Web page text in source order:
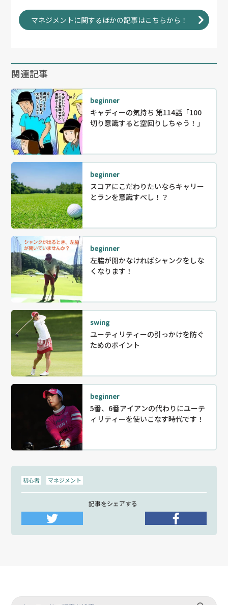
マネジメントに関するほかの記事はこちらから！
関連記事
beginner
キャディーの気持ち 第114話「100
切り意識すると空回りしちゃう！」
beginner
スコアにこだわりたいならキャリー
とランを意識すべし！？
beginner
左脇が開かなければシャンクをしな
くなります！
swing
ユーティリティーの引っかけを防ぐ
ためのポイント
beginner
5番、6番アイアンの代わりにユーテ
ィリティーを使いこなす時代です！
初心者 マネジメント
記事をシェアする